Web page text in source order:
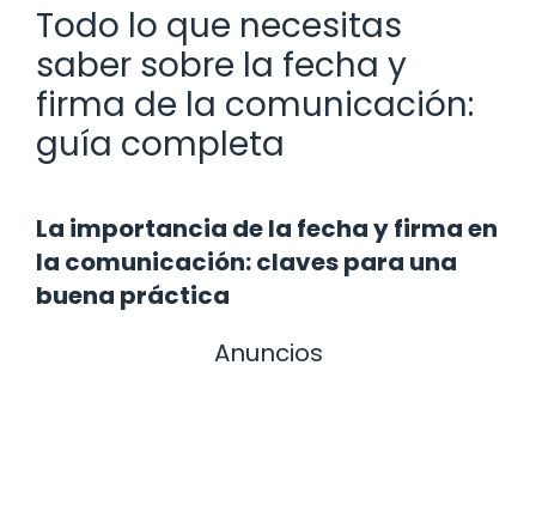
Todo lo que necesitas
saber sobre la fecha y
firma de la comunicación:
guía completa
La importancia de la fecha y firma en
la comunicación: claves para una
buena práctica
Anuncios